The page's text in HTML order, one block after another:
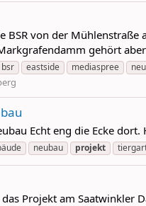
BSR von der
gehört
bsr eastside mediaspree
Echt eng die Ecke
neubau projekt
Projekt am Saatwinkler